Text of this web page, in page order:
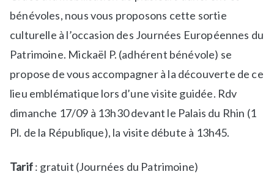
s
e
u
l
t
r
e
l
bénévoles, nous vous proposons cette sortie
culturelle à l’occasion des Journées Européennes du
Patrimoine. Mickaël P. (adhérent bénévole) se
propose de vous accompagner à la découverte de ce
lieu emblématique lors d’une visite guidée. Rdv
dimanche 17/09 à 13h30 devant le Palais du Rhin (1
Pl. de la République), la visite débute à 13h45.
Tarif: gratuit (Journées du Patrimoine)